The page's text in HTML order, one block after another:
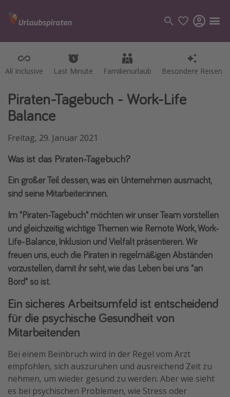
All Inclusive Last Minute Familienurlaub Besondere Reisen
All Inclusive Last Minute Familienurlaub Besondere Reisen
Kategorien
Flüge
Hotel
Kreuzfahrten
Alle Reiseziele
Bodensee Urlaub
Gozo Urlaub
Normandie Urlaub
Goa Urlaub
St. Lucia Urlaub
Krabi Urlaub
Tulum Urlaub
Japan Rundreise
Reisethemen
Piraten-Tagebuch - Work-Life
Balance
Freitag, 29. Januar 2021
Was ist das Piraten-Tagebuch?
Ein großer Teil dessen, was ein Unternehmen ausmacht,
sind seine Mitarbeiter:innen.
Im "Piraten-Tagebuch" möchten wir unser Team vorstellen
und gleichzeitig wichtige Themen wie Remote Work, Work-
Life-Balance, Inklusion und Vielfalt präsentieren. Wir
freuen uns, euch die Piraten in regelmäßigen Abständen
vorzustellen, damit ihr seht, wie das Leben bei uns "an
Bord" so ist.
Ein sicheres Arbeitsumfeld ist entscheidend
für die psychische Gesundheit von
Mitarbeitenden
Bei einem Beinbruch wird in der Regel vom Arzt
empfohlen, sich auszuruhen und ausreichend Zeit zu
nehmen, um wieder gesund zu werden. Aber wie sieht
es bei psychischen Problemen, wie Stress oder